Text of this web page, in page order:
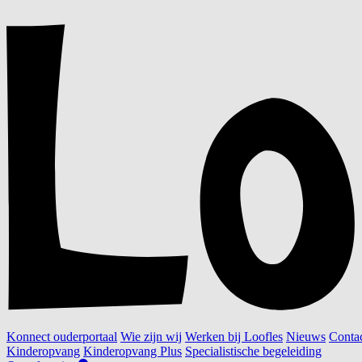
Konnect ouderportaal Wie zijn wij Werken bij Loofles Nieuws
Kinderopvang Kinderopvang Plus Specialistische begeleiding